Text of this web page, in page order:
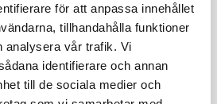
för att anpassa innehållet
tillhandahålla funktioner
analysera vår trafik. Vi
identifierare och annan
till de sociala medier och